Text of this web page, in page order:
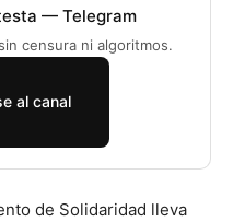
— Telegram
censura ni algoritmos.
al canal
de Solidaridad lleva